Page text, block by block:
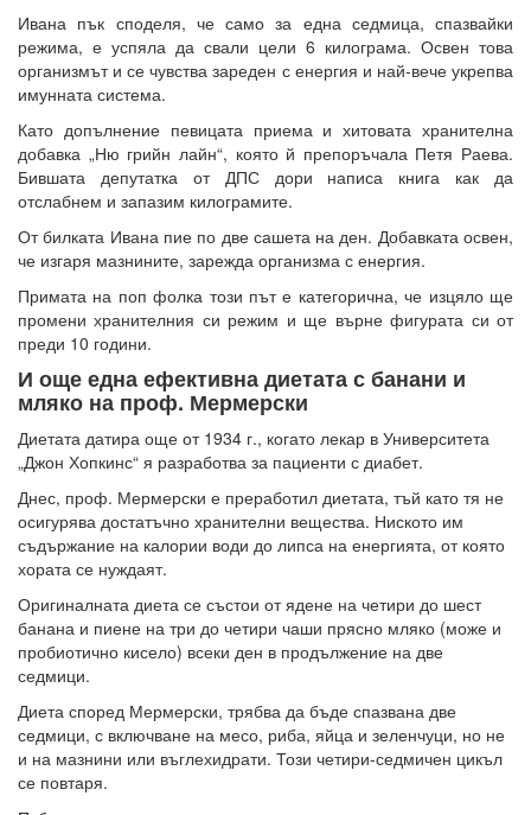
Ивана пък споделя, че само за една седмица, спазвайки
режима, е успяла да свали цели 6 килограма. Освен това
организмът и се чувства зареден с енергия и най-вече укрепва
имунната система.
Като допълнение певицата приема и хитовата хранителна
добавка „Ню грийн лайн“, която й препоръчала Петя Раева.
Бившата депутатка от ДПС дори написа книга как да
отслабнем и запазим килограмите.
От билката Ивана пие по две сашета на ден. Добавката освен,
че изгаря мазнините, зарежда организма с енергия.
Примата на поп фолка този път е категорична, че изцяло ще
промени хранителния си режим и ще върне фигурата си от
преди 10 години.
И още една ефективна диетата с банани и
мляко на проф. Мермерски
Диетата датира още от 1934 г., когато лекар в Университета
„Джон Хопкинс“ я разработва за пациенти с диабет.
Днес, проф. Мермерски е преработил диетата, тъй като тя не
осигурява достатъчно хранителни вещества. Ниското им
съдържание на калории води до липса на енергията, от която
хората се нуждаят.
Оригиналната диета се състои от ядене на четири до шест
банана и пиене на три до четири чаши прясно мляко (може и
пробиотично кисело) всеки ден в продължение на две
седмици.
Диета според Мермерски, трябва да бъде спазвана две
седмици, с включване на месо, риба, яйца и зеленчуци, но не
и на мазнини или въглехидрати. Този четири-седмичен цикъл
се повтаря.